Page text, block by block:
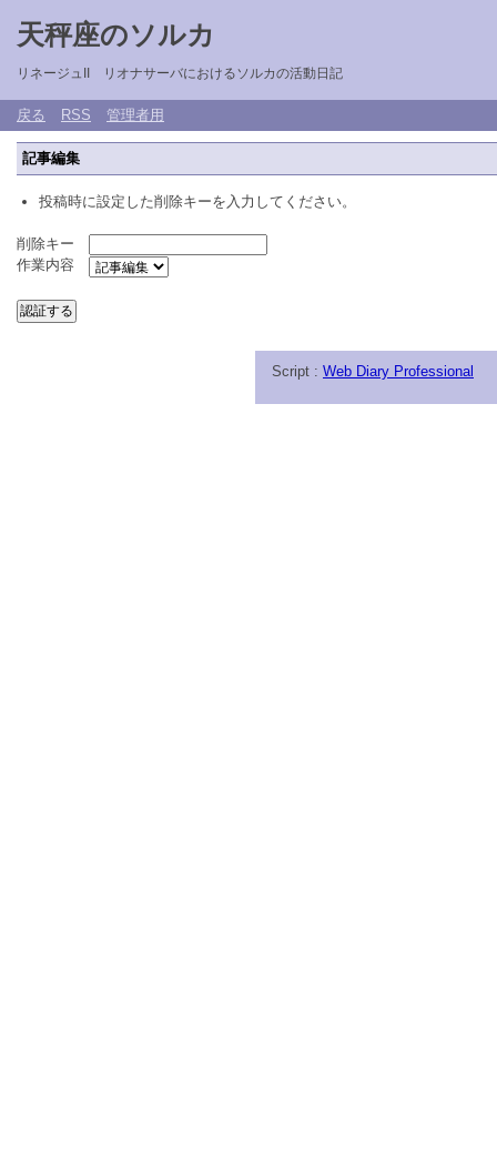
天秤座のソルカ
リネージュII リオナサーバにおけるソルカの活動日記
戻る RSS 管理者用
記事編集
投稿時に設定した削除キーを入力してください。
削除キー
作業内容
Script : Web Diary Professional